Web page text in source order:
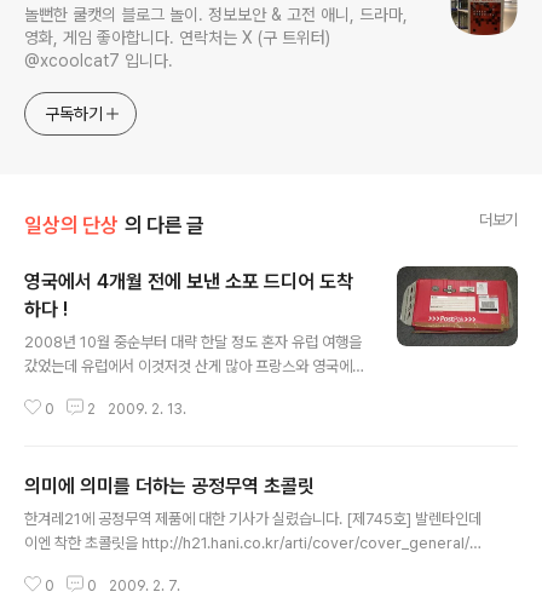
놀뻔한 쿨캣의 블로그 놀이. 정보보안 & 고전 애니, 드라마,
영화, 게임 좋아합니다. 연락처는 X (구 트위터)
@xcoolcat7 입니다.
구독하기
일상의 단상 의 다른 글 더보기
영국에서 4개월 전에 보낸 소포 드디어 도착
하다 !
2008년 10월 중순부터 대략 한달 정도 혼자 유럽 여행을
갔었는데 유럽에서 이것저것 산게 많아 프랑스와 영국에서
회사 그만둔 직장이어서 휴가로 간 저는 월급도 나오니 상
위에 있더군요. 그런데, 영국에서 보낸 소포는 계속 오지 않
는 겁니다. 분명 옥스포드 우체국에서 택배 보낼 때는 6주
라고 했었습니다. 그래서 보냈는데.. 12월에도 안오고.... 1
안된다고 하네요. - 이봐이봐... 싸다고해도 47.09 파운드
0 2 2009. 2. 13.
의미에 의미를 더하는 공정무역 초콜릿
한겨레21에 공정무역 제품에 대한 기사가 실렸습니다. [제745호] 발렌타인데
이엔 착한 초콜릿을 http://h21.hani.co.kr/arti/cover/cover_general/24
택을 입을 사람들을 위해 초콜릿을 구매하기로했습니다. (조금 비싸도 일하는
0 0 2009. 2. 7.